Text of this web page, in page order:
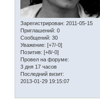
Зарегистрирован: 2011-05-15
Приглашений: 0
Сообщений: 30
Уважение: [+7/-0]
Позитив: [+8/-0]
Провел на форуме:
3 дня 17 часов
Последний визит:
2013-01-29 19:15:07